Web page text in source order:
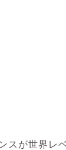
スが世界レ